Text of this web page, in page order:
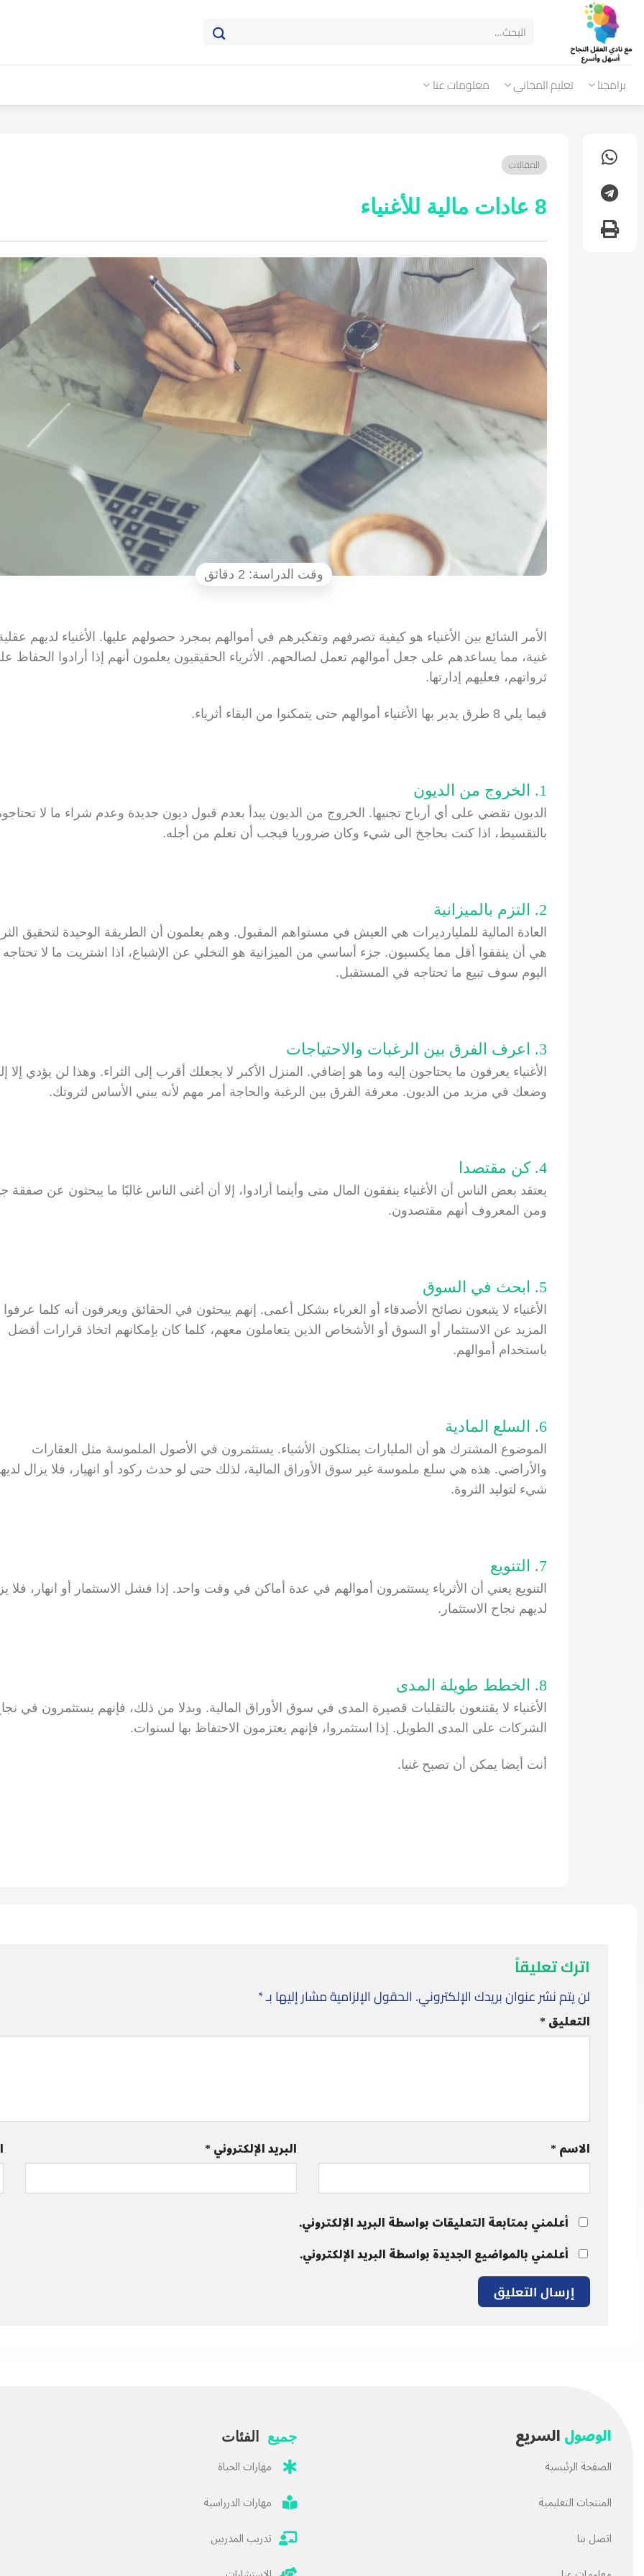
برامجنا تعليم المجاني معلومات عنا
المقالات
8 عادات مالية للأغنياء
الأمر الشائع بين الأغنياء هو كيفية تصرفهم وتفكيرهم في أموالهم بمجرد حصولهم عليها. الأغنياء لديهم
غنية، مما يساعدهم على جعل أموالهم تعمل لصالحهم. الأثرياء الحقيقيون يعلمون أنهم إذا أرادوا الحفاظ
ثرواتهم، فعليهم إدارتها.
فيما يلي 8 طرق يدير بها الأغنياء أموالهم حتى يتمكنوا من البقاء أثرياء.
1. الخروج من الديون
الديون تقضي على أي أرباح تجنيها. الخروج من الديون يبدأ بعدم قبول ديون جديدة وعدم شراء ما لا
بالتقسيط، اذا كنت بحاجخ الى شيء وكان ضروريا فيجب أن تعلم من أجله.
2. التزم بالميزانية
العادة المالية للمليارديرات هي العيش في مستواهم المقبول. وهم يعلمون أن الطريقة الوحيدة لتحقيق
هي أن ينفقوا أقل مما يكسبون. جزء أساسي من الميزانية هو التخلي عن الإشباع، اذا اشتريت ما لا تحتاجه
اليوم سوف تبيع ما تحتاجه في المستقبل.
3. اعرف الفرق بين الرغبات والاحتياجات
الأغنياء يعرفون ما يحتاجون إليه وما هو إضافي. المنزل الأكبر لا يجعلك أقرب إلى الثراء. وهذا لن يؤدي إلا
وضعك في مزيد من الديون. معرفة الفرق بين الرغبة والحاجة أمر مهم لأنه يبني الأساس لثروتك.
4. كن مقتصدا
يعتقد بعض الناس أن الأغنياء ينفقون المال متى وأينما أرادوا، إلا أن أغنى الناس غالبًا ما يبحثون عن صفقة
ومن المعروف أنهم مقتصدون.
5. ابحث في السوق
الأغنياء لا يتبعون نصائح الأصدقاء أو الغرباء بشكل أعمى. إنهم يبحثون في الحقائق ويعرفون أنه كلما عرفوا
المزيد عن الاستثمار أو السوق أو الأشخاص الذين يتعاملون معهم، كلما كان بإمكانهم اتخاذ قرارات أفضل
باستخدام أموالهم.
6. السلع المادية
الموضوع المشترك هو أن المليارات يمتلكون الأشياء. يستثمرون في الأصول الملموسة مثل العقارات
والأراضي. هذه هي سلع ملموسة غير سوق الأوراق المالية، لذلك حتى لو حدث ركود أو انهيار، فلا يزال
شيء لتوليد الثروة.
7. التنويع
التنويع يعني أن الأثرياء يستثمرون أموالهم في عدة أماكن في وقت واحد. إذا فشل الاستثمار أو انهار، فلا
لديهم نجاح الاستثمار.
8. الخطط طويلة المدى
الأغنياء لا يقتنعون بالتقلبات قصيرة المدى في سوق الأوراق المالية. وبدلا من ذلك، فإنهم يستثمرون في
الشركات على المدى الطويل. إذا استثمروا، فإنهم يعتزمون الاحتفاظ بها لسنوات.
أنت أيضا يمكن أن تصبح غنيا.
اترك تعليقاً
لن يتم نشر عنوان بريدك الإلكتروني. الحقول الإلزامية مشار إليها بـ*
التعليق*
الاسم* البريد الإلكتروني*
أعلمني بمتابعة التعليقات بواسطة البريد الإلكتروني.
أعلمني بالمواضيع الجديدة بواسطة البريد الإلكتروني.
الوصولالسريع
الصفحة الرئيسية
المنتجات التعليمية
اتصل بنا
جميع الفئات
مهارات الحياة
مهارات الدرراسية
تدريب المدربين